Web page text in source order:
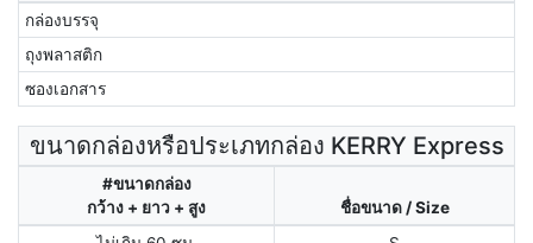
กล่องบรรจุ
ถุงพลาสติก
ซองเอกสาร
ขนาดกล่องหรือประเภทกล่อง KERRY Express
#ขนาดกล่อง
กว้าง + ยาว + สูง
ชื่อขนาด / Size